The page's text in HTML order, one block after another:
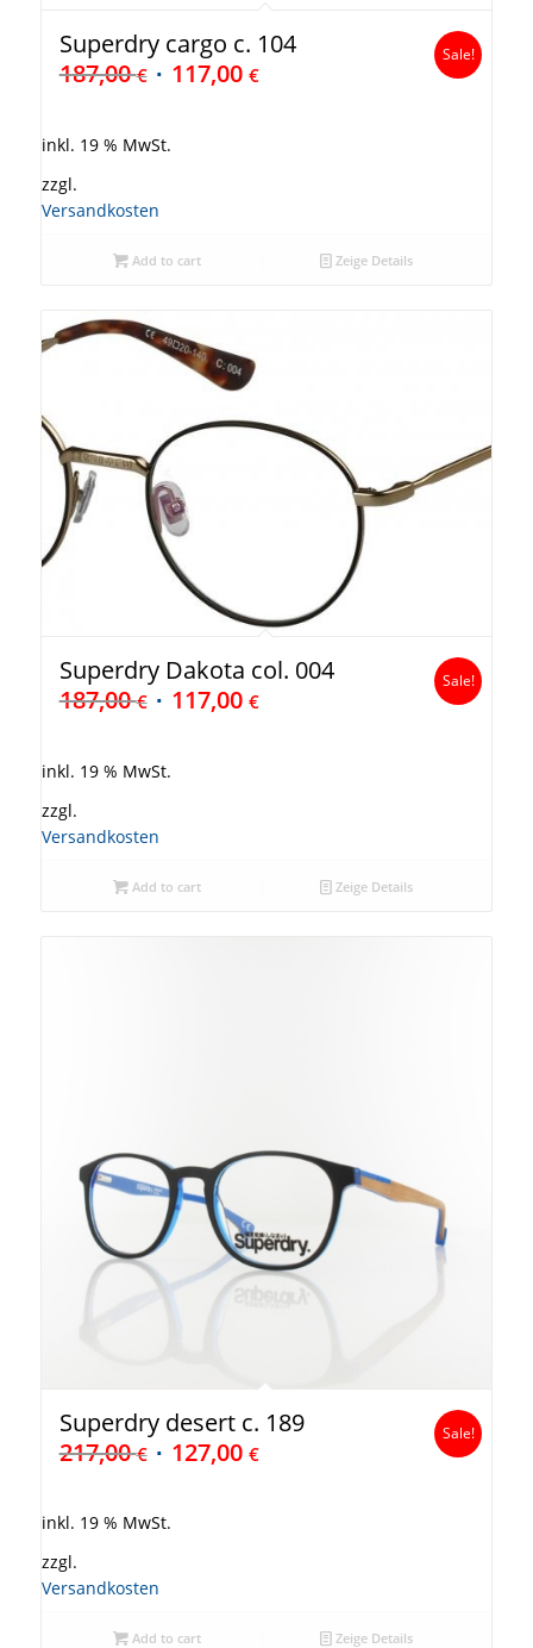
Superdry cargo c. 104
187,00€ 117,00 €
Sale!
inkl. 19 % MwSt.
zzgl.
Versandkosten
Add to cart Zeige Details
Superdry Dakota col. 004
187,00€ 117,00 €
Sale!
inkl. 19 % MwSt.
zzgl.
Versandkosten
Add to cart Zeige Details
Superdry desert c. 189
217,00€ 127,00 €
Sale!
inkl. 19 % MwSt.
zzgl.
Versandkosten
Add to cart Zeige Details